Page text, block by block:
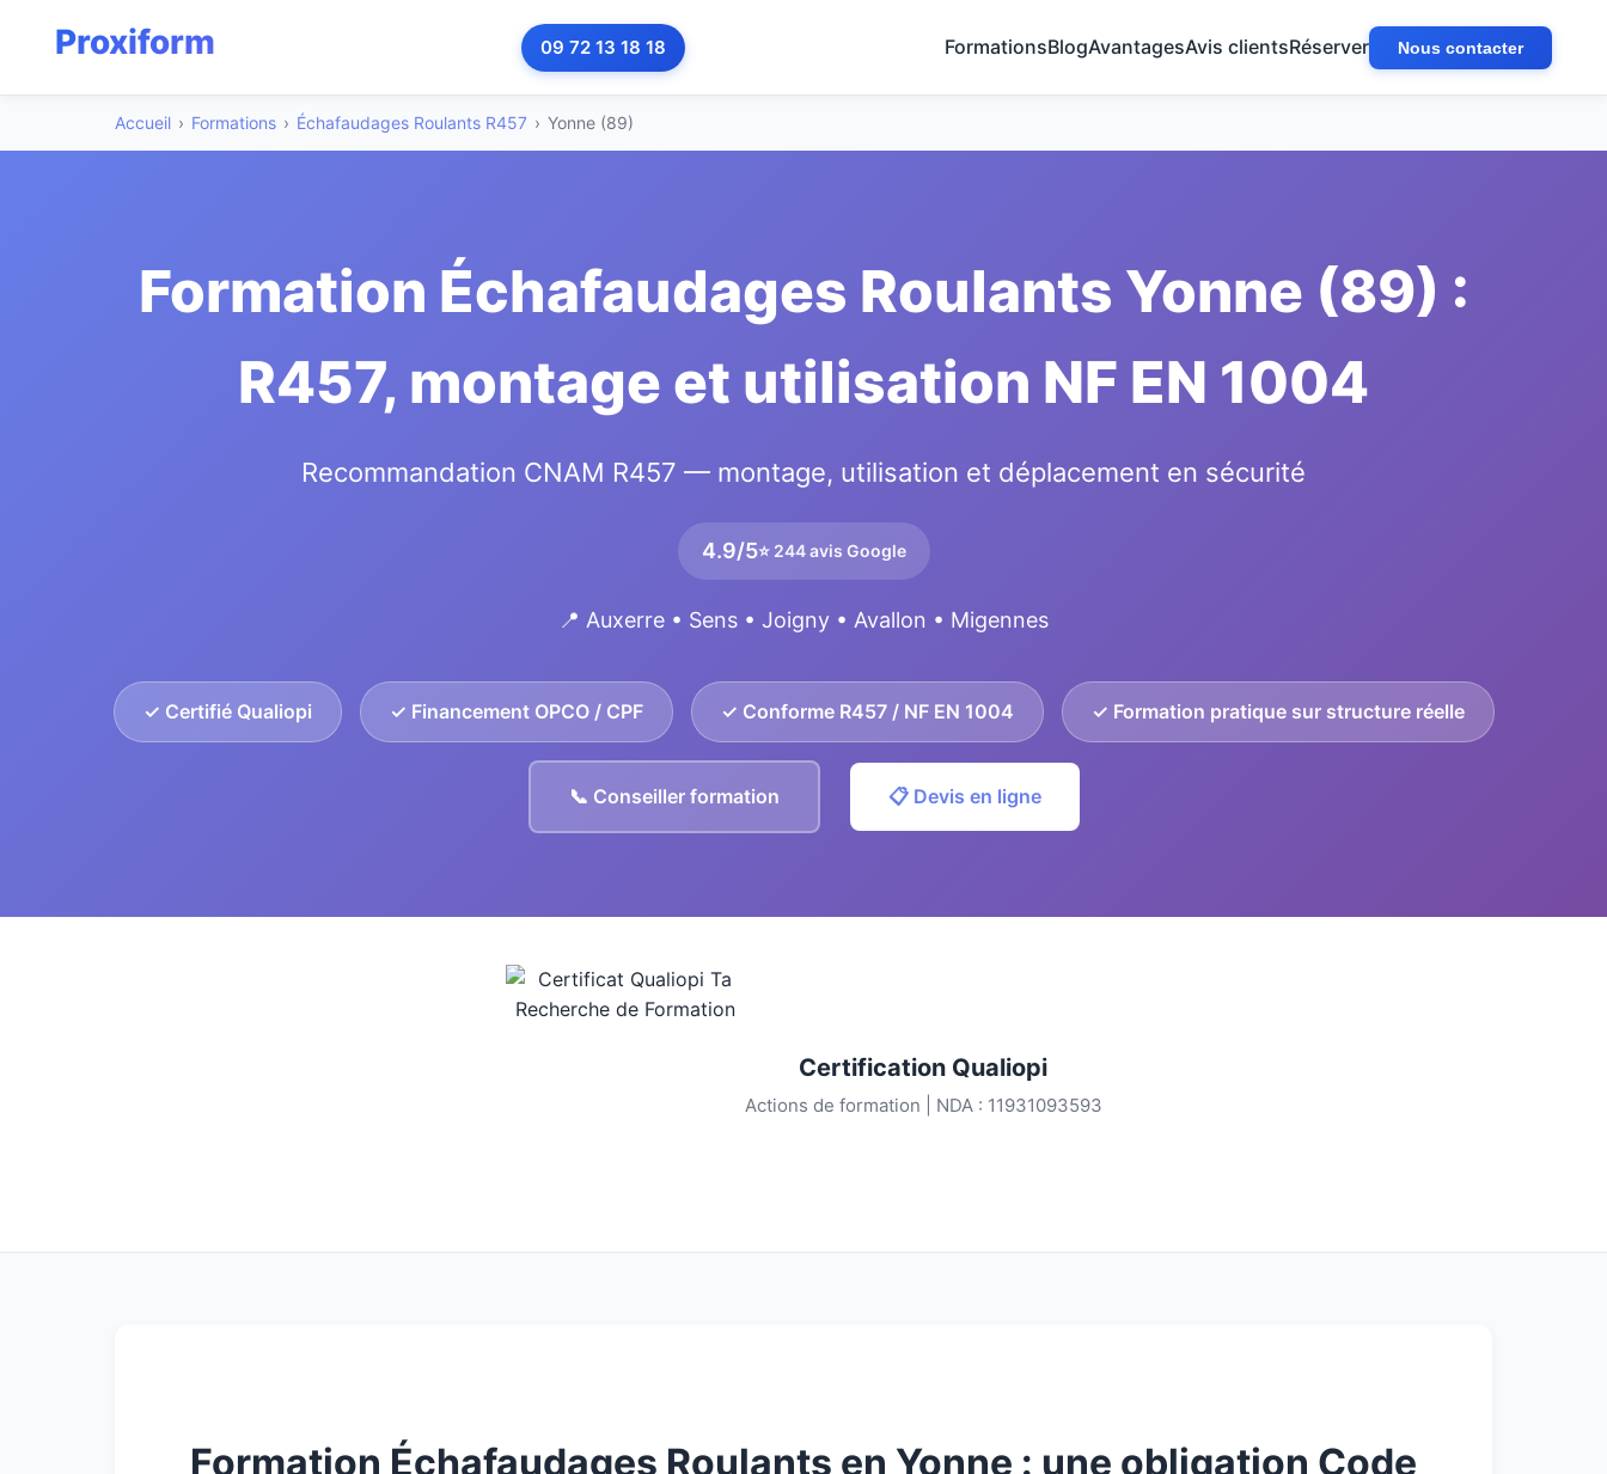
09 72 13 18 18 FormationsBlogAvantagesAvis clientsRéserver Nous contacter
Accueil › Formations › Échafaudages Roulants R457 › Yonne (89)
Formation Échafaudages Roulants Yonne (89) :
R457, montage et utilisation NF EN 1004
Recommandation CNAM R457 — montage, utilisation et déplacement en sécurité
4.9/5⭐ 244 avis Google
📍 Auxerre • Sens • Joigny • Avallon • Migennes
✓ Certifié Qualiopi ✓ Financement OPCO / CPF ✓ Conforme R457 / NF EN 1004 ✓ Formation pratique sur structure réelle
📞 Conseiller formation 📋 Devis en ligne
Certification Qualiopi
Actions de formation | NDA : 11931093593
Formation Échafaudages Roulants en Yonne : une obligation Code